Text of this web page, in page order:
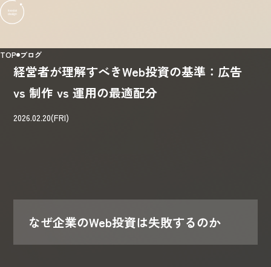
TOP ブログ
経営者が理解すべきWeb投資の基準：広告
vs 制作 vs 運用の最適配分
2026.02.20(FRI)
なぜ企業のWeb投資は失敗するのか